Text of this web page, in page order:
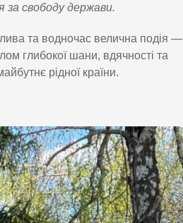
за свободу держави.
та водночас велична подія —
глибокої шани, вдячності та
рідної країни.